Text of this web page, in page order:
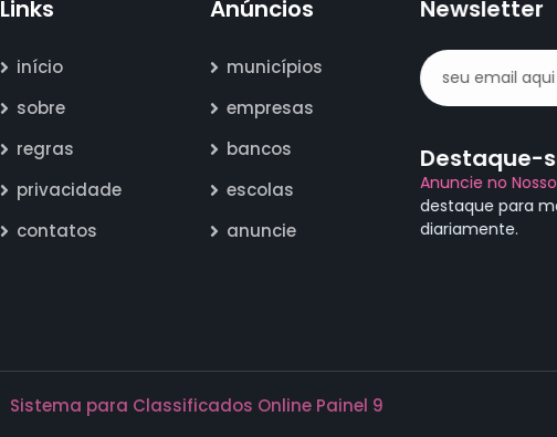
Links
início
sobre
regras
privacidade
contatos
Anúncios
municípios
empresas
bancos
escolas
anuncie
Newsletter
Destaque-
Anuncie no
destaque para
diariamente.
Sistema para Classificados Online Painel 9